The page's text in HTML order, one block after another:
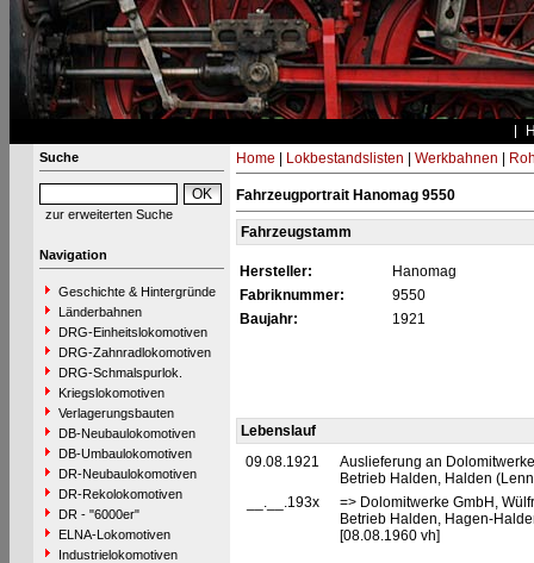
Suche
zur erweiterten Suche
Navigation
Geschichte & Hintergründe
Länderbahnen
DRG-Einheitslokomotiven
DRG-Zahnradlokomotiven
DRG-Schmalspurlok.
Kriegslokomotiven
Verlagerungsbauten
DB-Neubaulokomotiven
DB-Umbaulokomotiven
DR-Neubaulokomotiven
DR-Rekolokomotiven
DR - "6000er"
ELNA-Lokomotiven
Industrielokomotiven
Home Lokbestandslisten Werkbahnen
Fahrzeugportrait Hanomag 9550
Fahrzeugstamm
Hersteller:
Hanomag
Fabriknummer:
9550
Baujahr:
1921
Lebenslauf
09.08.1921
Auslieferung an
Betrieb Halden, Halden
__.__.193x
=> Dolomitwerke GmbH,
Betrieb Halden, Hagen-
[08.08.1960 vh]